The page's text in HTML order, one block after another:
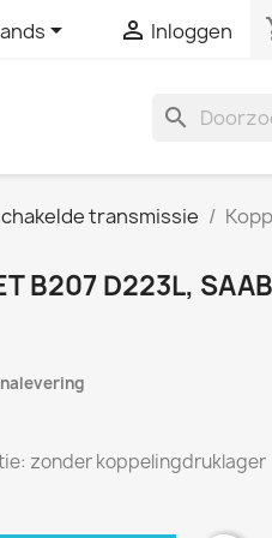
  Inloggen
search
transmissie
B207 D223L,
: zonderkoppelingdruklager